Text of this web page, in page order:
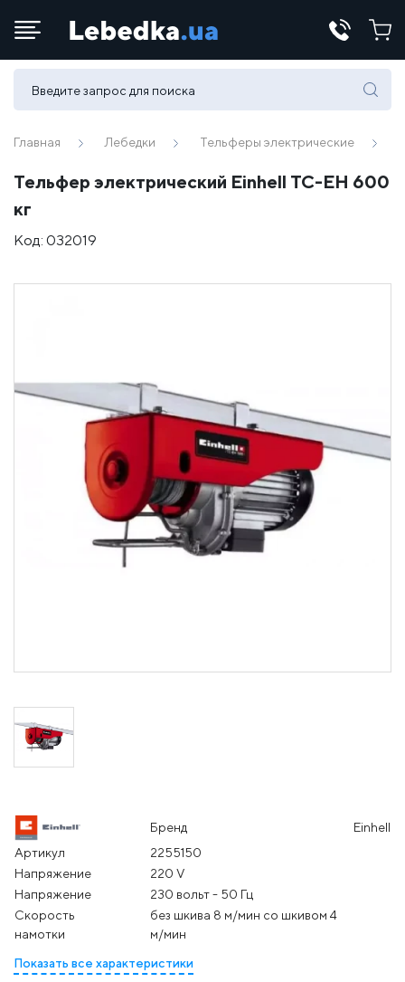
Телефоны:
(067) 430 82-15
Главная Лебедки Тельферы электрические
Тельфер электрический Einhell TC-EH 600
кг
Код: 032019
Бренд
Einhell
Артикул
2255150
Напряжение
220 V
Напряжение
230 вольт - 50 Гц
Скорость
намотки
без шкива 8 м/мин со шкивом 4
м/мин
Показать все характеристики